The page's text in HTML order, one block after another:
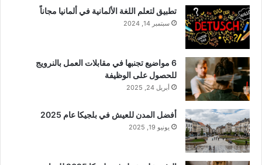
تطبيق لتعلم اللغة الألمانية في ألمانيا مجاناً
سبتمبر 14, 2024
6 مواضيع تجنبها في مقابلات العمل بالنرويج
للحصول على الوظيفة
أبريل 24, 2025
أفضل المدن للعيش في بلجيكا عام 2025
يونيو 19, 2025